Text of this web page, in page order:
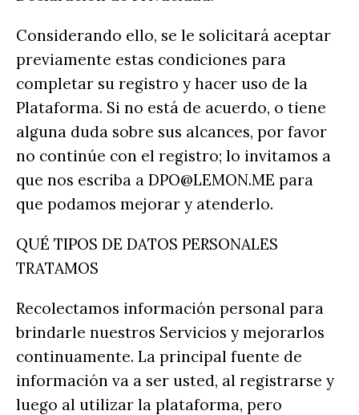
Considerando ello, se le solicitará aceptar
previamente estas condiciones para
completar su registro y hacer uso de la
Plataforma. Si no está de acuerdo, o tiene
alguna duda sobre sus alcances, por favor
no continúe con el registro; lo invitamos a
que nos escriba a DPO@LEMON.ME para
que podamos mejorar y atenderlo.
QUÉ TIPOS DE DATOS PERSONALES
TRATAMOS
Recolectamos información personal para
brindarle nuestros Servicios y mejorarlos
continuamente. La principal fuente de
información va a ser usted, al registrarse y
luego al utilizar la plataforma, pero